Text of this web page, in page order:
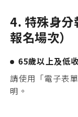
4. 特殊身分
報名場次）
65歲以上及低
請使用「電子表
明。